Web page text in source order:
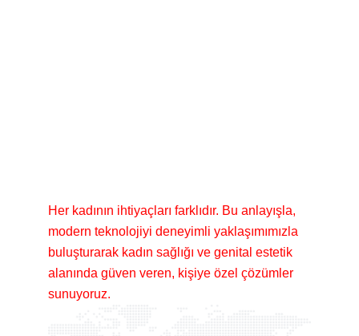
Her kadının ihtiyaçları farklıdır. Bu anlayışla,
modern teknolojiyi deneyimli yaklaşımımızla
buluşturarak kadın sağlığı ve genital estetik
alanında güven veren, kişiye özel çözümler
sunuyoruz.